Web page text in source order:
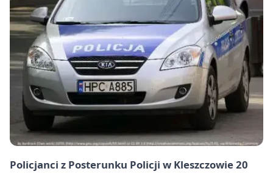
Policjanci z Posterunku Policji w Kleszczowie 20